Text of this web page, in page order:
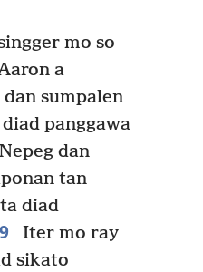
mo so
a
dan sumpalen
panggawa
Nepeg dan
tan
diad
9
Iter mo ray
sikato